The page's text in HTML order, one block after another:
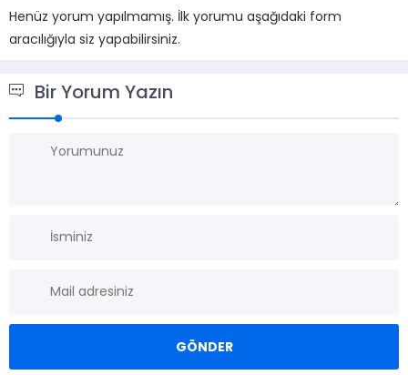
Henüz yorum yapılmamış. İlk yorumu aşağıdaki form
aracılığıyla siz yapabilirsiniz.
Bir Yorum Yazın